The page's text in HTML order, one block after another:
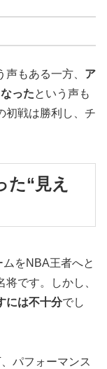
もある一方、 ア
ったという声も
初戦は勝利し、チ
た“見え
をNBA王者へと
です。しかし、
には不十分でし
パフォーマンス